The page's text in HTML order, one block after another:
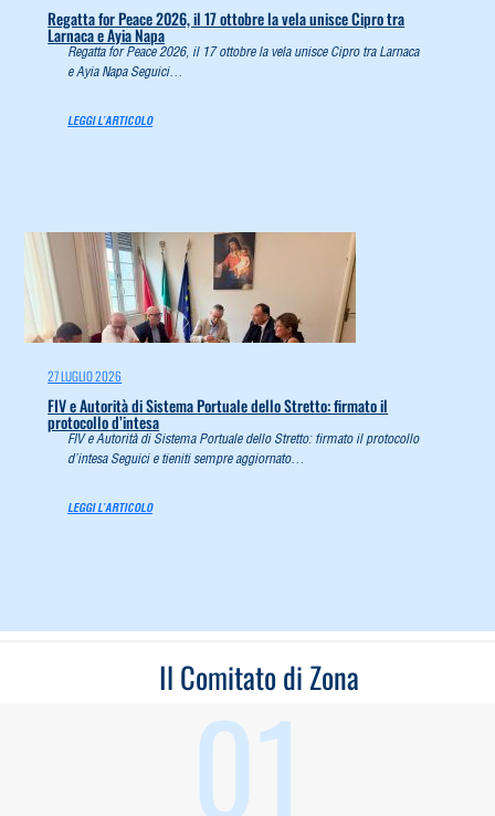
Regatta for Peace 2026, il 17 ottobre la vela unisce Cipro tra
Larnaca e Ayia Napa
Regatta for Peace 2026, il 17 ottobre la vela unisce Cipro tra Larnaca
e Ayia Napa Seguici…
LEGGI L’ARTICOLO
27 LUGLIO 2026
FIV e Autorità di Sistema Portuale dello Stretto: firmato il
protocollo d’intesa
FIV e Autorità di Sistema Portuale dello Stretto: firmato il protocollo
d’intesa Seguici e tieniti sempre aggiornato…
LEGGI L’ARTICOLO
Il Comitato di Zona
01